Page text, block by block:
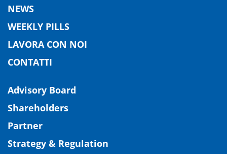
NEWS
WEEKLY PILLS
LAVORA CON NOI
CONTATTI
Advisory Board
Shareholders
Partner
Strategy & Regulation